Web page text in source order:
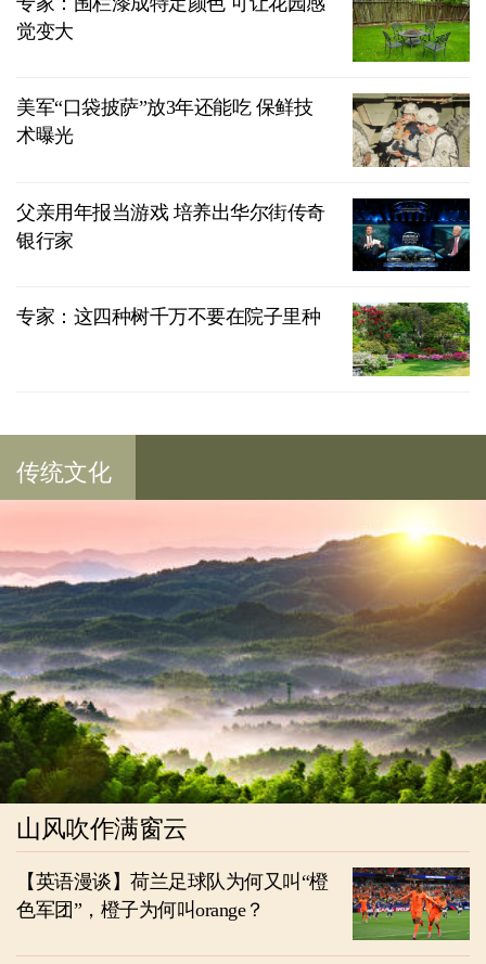
觉变大
美军“口袋披萨”放3年还能吃 保鲜技
术曝光
父亲用年报当游戏 培养出华尔街传奇
银行家
专家：这四种树千万不要在院子里种
传统文化
山风吹作满窗云
【英语漫谈】荷兰足球队为何又叫“橙
色军团”，橙子为何叫orange？